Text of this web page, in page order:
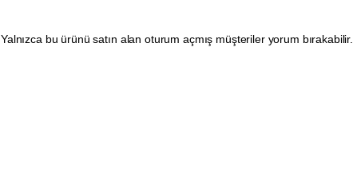
Yalnızca bu ürünü satın alan oturum açmış müşteriler yorum bırakabilir.